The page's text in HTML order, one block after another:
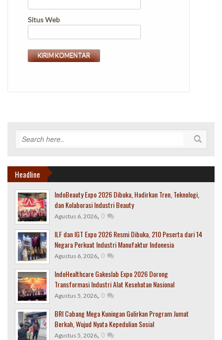
Situs Web
Headline
IndoBeauty Expo 2026 Dibuka, Hadirkan Tren, Teknologi,
dan Kolaborasi Industri Beauty
Agustus 6, 2026, 0
ILF dan IGT Expo 2026 Resmi Dibuka, 210 Peserta dari 14
Negara Perkuat Industri Manufaktur Indonesia
Agustus 6, 2026, 0
IndoHealthcare Gakeslab Expo 2026 Dorong
Transformasi Industri Alat Kesehatan Nasional
Agustus 5, 2026, 0
BRI Cabang Mega Kuningan Gulirkan Program Jumat
Berkah, Wujud Nyata Kepedulian Sosial
Agustus 5, 2026, 0